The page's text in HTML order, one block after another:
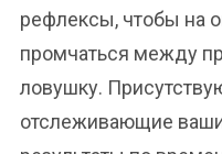
рефлексы, чтобы на
промчаться между
ловушку.
отслеживающие